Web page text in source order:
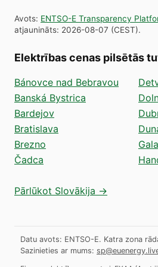
Avots: ENTSO-E Transparency
atjaunināts: 2026-08-07 (CEST).
Elektrības cenas pilsētās
Bánovce nad Bebravou
Banská Bystrica
Bardejov
Bratislava
Brezno
Čadca
Pārlūkot Slovākija →
Datu avots: ENTSO-E. Katra zona
Sazinieties ar mums: